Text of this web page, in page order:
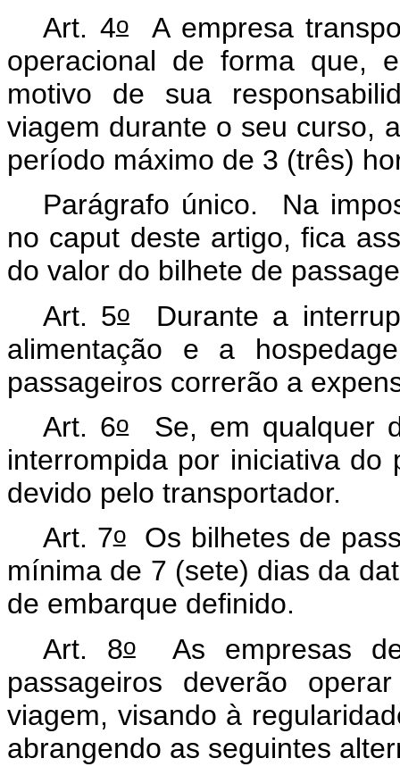
Art. 4oA empresa
operacional de forma que,
motivo de sua
viagem durante o seu curso,
período máximo de 3 (três)
Parágrafo único. Na
no caput deste artigo, fica
do valor do bilhete de
Art. 5oDurante a
alimentação e a
passageiros correrão a
Art. 6oSe, em qualquer
interrompida por iniciativa do
devido pelo transportador.
Art. 7oOs bilhetes de
mínima de 7 (sete) dias da
de embarque definido.
Art. 8oAs empresas de
passageiros deverão
viagem, visando à
abrangendo as seguintes